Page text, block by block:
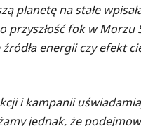
planetę na stałe
przyszłość fok w
energii czy efekt
i kampanii
jednak, że